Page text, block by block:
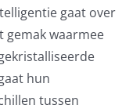
gaat over
gemak waarmee
hun
tussen